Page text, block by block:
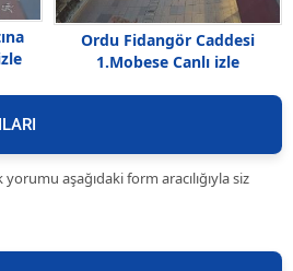
Ordu Fidangör Caddesi
1.Mobese Canlı izle
aşağıdaki form aracılığıyla siz